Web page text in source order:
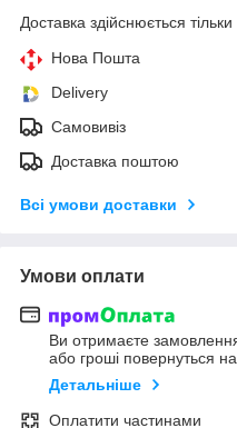
Доставка здійснюється
Нова Пошта
Delivery
Самовивіз
Доставка поштою
Всі умови доставки
Умови оплати
Ви отримаєте
або гроші повернуться
Детальніше
Оплатити частинами